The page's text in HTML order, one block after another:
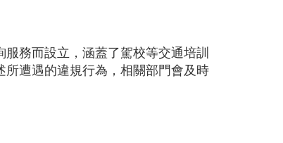
務而設立，涵蓋了駕校等交通培訓
遭遇的違規行為，相關部門會及時